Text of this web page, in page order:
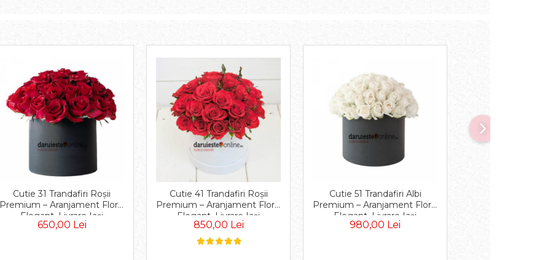
Cutie 31 Trandafiri Roșii
Premium – Aranjament Floral
Elegant, Livrare Iași
650,00 Lei
Cutie 41 Trandafiri Roșii
Premium – Aranjament Floral
Elegant, Livrare Iași
850,00 Lei
Cutie 51 Trandafiri Albi
Premium – Aranjament Floral
Elegant, Livrare Iași
980,00 Lei